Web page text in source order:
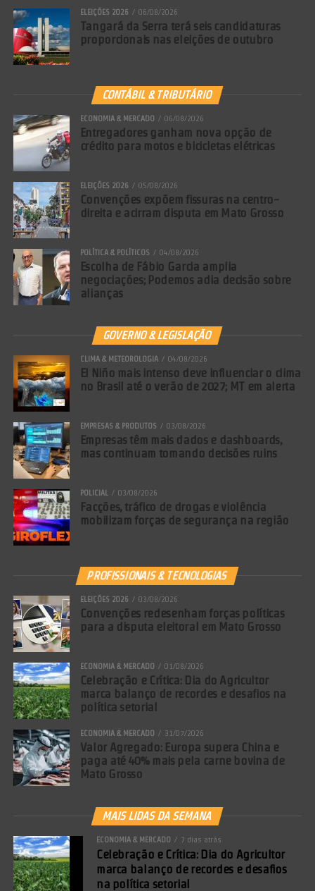
ELEIÇÕES 2026 06/08/2026
Tangará da Serra terá seis candidaturas
proporcionais nas eleições de outubro
CONTÁBIL & TRIBUTÁRIO
ECONOMIA & MERCADO 06/08/2026
Entregadores ganham nova opção de
crédito para motos e bicicletas elétricas
ELEIÇÕES 2026 05/08/2026
Convenções expõem fissuras na centro-
direita e acirram disputa em Mato Grosso
POLÍTICA & POLÍTICOS 04/08/2026
Escolha de Fábio Garcia amplia
negociações; Podemos adia decisão sobre
alianças
GOVERNO & LEGISLAÇÃO
CLIMA & METEOROLOGIA 04/08/2026
El Niño mais intenso deve influenciar o clima
no Brasil até o verão de 2027; MT em alerta
EMPRESAS & PRODUTOS 03/08/2026
Empresas têm mais dados e dashboards,
mas continuam tomando decisões ruins
POLICIAL 03/08/2026
Facções, tráfico de drogas e violência
mobilizam forças de segurança na região
PROFISSIONAIS & TECNOLOGIAS
ELEIÇÕES 2026 03/08/2026
Convenções redesenham forças políticas
para a disputa eleitoral em Mato Grosso
ECONOMIA & MERCADO 01/08/2026
Celebração e Crítica: Dia do Agricultor
marca balanço de recordes e desafios na
política setorial
ECONOMIA & MERCADO 31/07/2026
Valor Agregado: Europa supera China e
paga até 40% mais pela carne bovina de
Mato Grosso
MAIS LIDAS DA SEMANA
ECONOMIA & MERCADO 7 dias atrás
Celebração e Crítica: Dia do Agricultor
marca balanço de recordes e desafios
na política setorial